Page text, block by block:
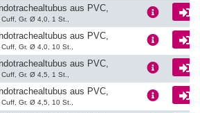
aus PVC,
Gr. Ø 4,0, 1 St.,
aus PVC,
Gr. Ø 4,0, 10 St.,
aus PVC,
Gr. Ø 4,5, 1 St.,
aus PVC,
Gr. Ø 4,5, 10 St.,